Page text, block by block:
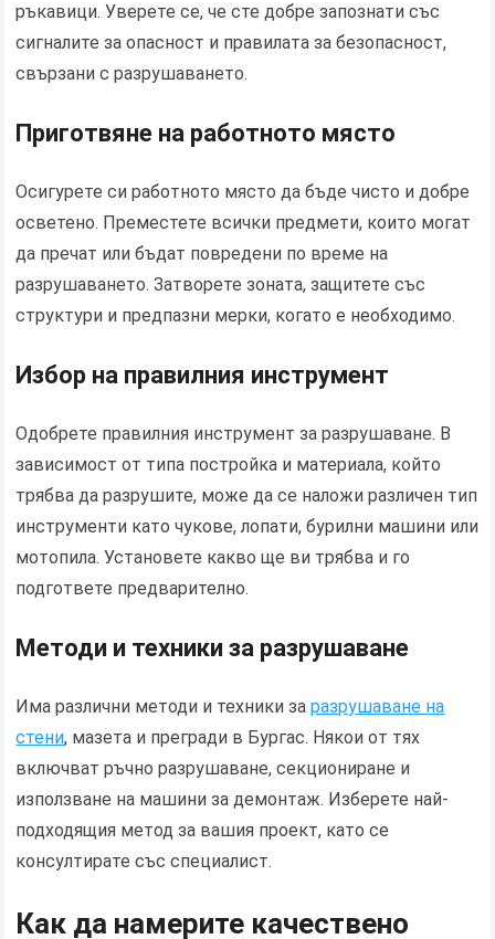
ръкавици. Уверете се, че сте добре запознати със
сигналите за опасност и правилата за безопасност,
свързани с разрушаването.
Приготвяне на работното място
Осигурете си работното място да бъде чисто и добре
осветено. Преместете всички предмети, които могат
да пречат или бъдат повредени по време на
разрушаването. Затворете зоната, защитете със
структури и предпазни мерки, когато е необходимо.
Избор на правилния инструмент
Одобрете правилния инструмент за разрушаване. В
зависимост от типа постройка и материала, който
трябва да разрушите, може да се наложи различен тип
инструменти като чукове, лопати, бурилни машини или
мотопила. Установете какво ще ви трябва и го
подгответе предварително.
Методи и техники за разрушаване
Има различни методи и техники заразрушаване на
стени, мазета и прегради в Бургас. Някои от тях
включват ръчно разрушаване, секциониране и
използване на машини за демонтаж. Изберете най-
подходящия метод за вашия проект, като се
консултирате със специалист.
Как да намерите качествено